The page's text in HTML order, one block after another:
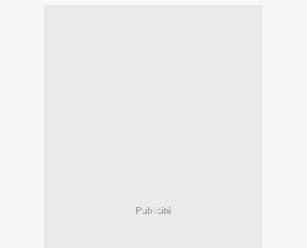
Publicité